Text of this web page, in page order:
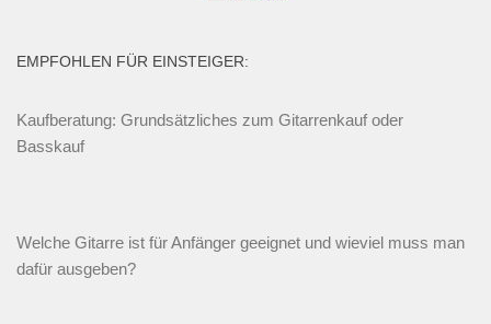
EMPFOHLEN FÜR EINSTEIGER:
Kaufberatung: Grundsätzliches zum Gitarrenkauf oder
Basskauf
Welche Gitarre ist für Anfänger geeignet und wieviel muss man
dafür ausgeben?